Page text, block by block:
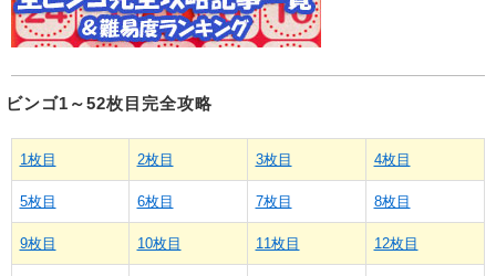
ビンゴ1～52枚目完全攻略
1枚目 2枚目 3枚目 4枚目
5枚目 6枚目 7枚目 8枚目
9枚目 10枚目 11枚目 12枚目